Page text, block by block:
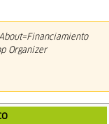
Organizer